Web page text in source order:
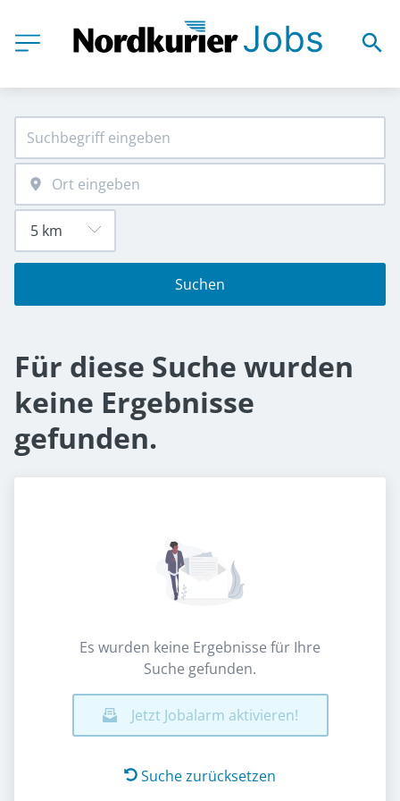
Suchen
Für diese Suche wurden
keine Ergebnisse
gefunden.
Es wurden keine Ergebnisse für Ihre
Suche gefunden.
Jetzt Jobalarm aktivieren!
Suche zurücksetzen